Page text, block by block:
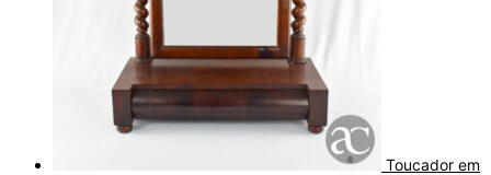
Toucador em